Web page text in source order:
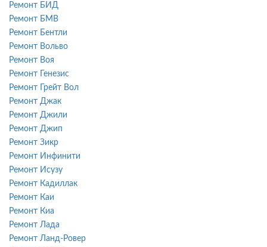
Ремонт БИД
Ремонт БМВ
Ремонт Бентли
Ремонт Вольво
Ремонт Воя
Ремонт Генезис
Ремонт Грейт Вол
Ремонт Джак
Ремонт Джили
Ремонт Джип
Ремонт Зикр
Ремонт Инфинити
Ремонт Исузу
Ремонт Кадиллак
Ремонт Каи
Ремонт Киа
Ремонт Лада
Ремонт Ланд-Ровер